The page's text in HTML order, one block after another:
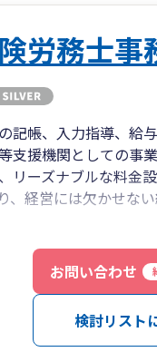
労務士事
記帳、入力指導、給
援機関としての事業
リーズナブルな料金
、経営には欠かせな
に対面のご面談も承
弊所所在地は、明治
さんの方からのお問
お問い合わせ
検討リスト